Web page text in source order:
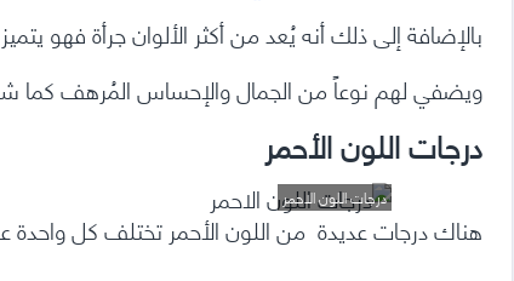
بالإضافة إلى ذلك أنه يُعد من أكثر الألوان جرأة فهو
ويضفي لهم نوعاً من الجمال والإحساس المُرهف كما شاع
درجات اللون الأحمر
درجات اللون الاحمر
هناك درجات عديدة من اللون الأحمر تختلف كل